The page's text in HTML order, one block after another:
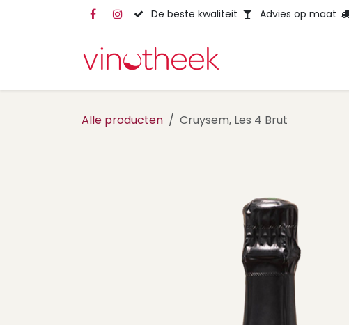
Overslaan naar inhoud De beste kwaliteit Advies op maat
Alle producten Cruysem, Les 4 Brut